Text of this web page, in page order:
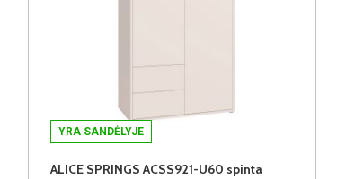
YRA SANDĖLYJE
ALICE SPRINGS ACSS921-U60 spinta